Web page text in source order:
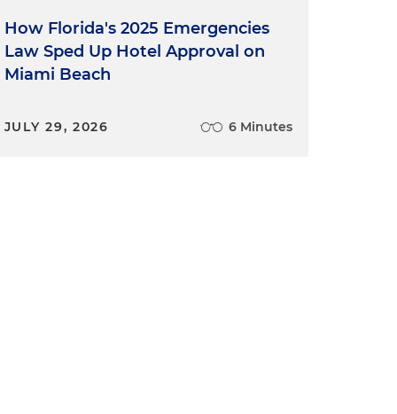
How Florida's 2025 Emergencies
Law Sped Up Hotel Approval on
Miami Beach
JULY 29, 2026 6 Minutes